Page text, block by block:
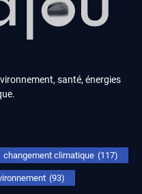
santé, énergies
changement climatique (117)
(93)